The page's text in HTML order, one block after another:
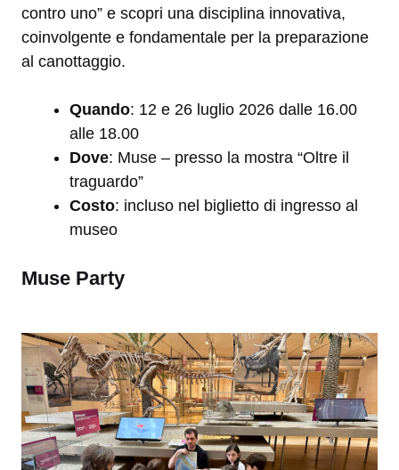
contro uno” e scopri una disciplina innovativa,
coinvolgente e fondamentale per la preparazione
al canottaggio.
Quando: 12 e 26 luglio 2026 dalle 16.00
alle 18.00
Dove: Muse – presso la mostra “Oltre il
traguardo”
Costo: incluso nel biglietto di ingresso al
museo
Muse Party